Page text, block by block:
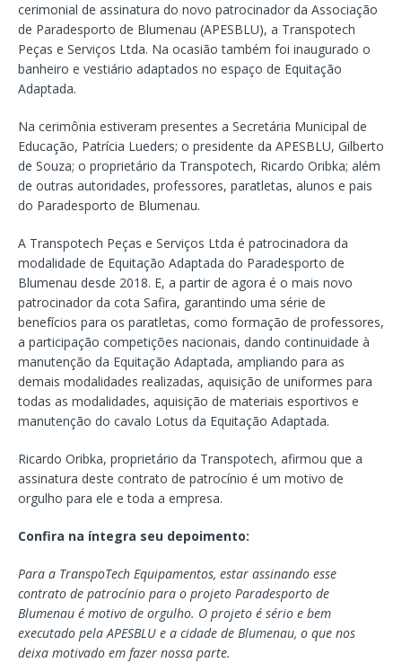
cerimonial de assinatura do novo patrocinador da Associação
de Paradesporto de Blumenau (APESBLU), a Transpotech
Peças e Serviços Ltda. Na ocasião também foi inaugurado o
banheiro e vestiário adaptados no espaço de Equitação
Adaptada.
Na cerimônia estiveram presentes a Secretária Municipal de
Educação, Patrícia Lueders; o presidente da APESBLU, Gilberto
de Souza; o proprietário da Transpotech, Ricardo Oribka; além
de outras autoridades, professores, paratletas, alunos e pais
do Paradesporto de Blumenau.
A Transpotech Peças e Serviços Ltda é patrocinadora da
modalidade de Equitação Adaptada do Paradesporto de
Blumenau desde 2018. E, a partir de agora é o mais novo
patrocinador da cota Safira, garantindo uma série de
benefícios para os paratletas, como formação de professores,
a participação competições nacionais, dando continuidade à
manutenção da Equitação Adaptada, ampliando para as
demais modalidades realizadas, aquisição de uniformes para
todas as modalidades, aquisição de materiais esportivos e
manutenção do cavalo Lotus da Equitação Adaptada.
Ricardo Oribka, proprietário da Transpotech, afirmou que a
assinatura deste contrato de patrocínio é um motivo de
orgulho para ele e toda a empresa.
Confira na íntegra seu depoimento:
Para a TranspoTech Equipamentos, estar assinando esse
contrato de patrocínio para o projeto Paradesporto de
Blumenau é motivo de orgulho. O projeto é sério e bem
executado pela APESBLU e a cidade de Blumenau, o que nos
deixa motivado em fazer nossa parte.